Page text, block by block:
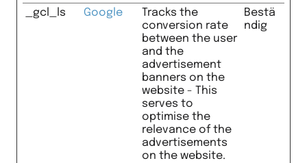
_gcl_ls Google
Tracks the
conversion rate
between the user
and the
advertisement
banners on the
website - This
serves to
optimise the
relevance of the
advertisements
on the website.
Bestä
ndig